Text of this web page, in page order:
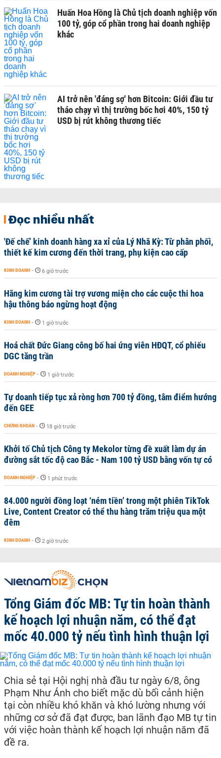
Huấn Hoa Hồng là Chủ tịch doanh nghiệp vốn
100 tỷ, góp cổ phần trong hai doanh nghiệp
khác
AI trở nên 'đáng sợ' hơn Bitcoin: Giới đầu tư
tháo chạy vì thị trường bốc hơi 40%, 150 tỷ
USD bị rút không thương tiếc
Đọc nhiều nhất
'Đế chế’ kinh doanh hàng xa xỉ của Lý Nhã Kỳ: Từ phân phối,
thiết kế kim cương đến thời trang, phụ kiện cao cấp
KINH DOANH - 6 giờ trước
Hãng kim cương tài trợ vương miện cho các cuộc thi hoa
hậu thông báo ngừng hoạt động
KINH DOANH - 1 giờ trước
Hoá chất Đức Giang công bố hai ứng viên HĐQT, cổ phiếu
DGC tăng trần
DOANH NGHIỆP - 1 giờ trước
Tự doanh tiếp tục xả ròng hơn 700 tỷ đồng, tâm điểm hướng
đến GEE
CHỨNG KHOÁN - 18 giờ trước
Khởi tố Chủ tịch Công ty Mekolor từng đề xuất làm dự án
đường sắt tốc độ cao Bắc - Nam 100 tỷ USD bằng vốn tự có
DOANH NGHIỆP - 1 phút trước
84.000 người đồng loạt ‘ném tiền’ trong một phiên TikTok
Live, Content Creator có thể thu hàng trăm triệu qua một
đêm
KINH DOANH - 2 giờ trước
Tổng Giám đốc MB: Tự tin hoàn thành
kế hoạch lợi nhuận năm, có thể đạt
mốc 40.000 tỷ nếu tình hình thuận lợi
Chia sẻ tại Hội nghị nhà đầu tư ngày 6/8, ông
Phạm Như Ánh cho biết mặc dù bối cảnh hiện
tại còn nhiều khó khăn và khó lường nhưng với
những cơ sở đã đạt được, ban lãnh đạo MB tự tin
với việc hoàn thành kế hoạch lợi nhuận năm đã
đề ra.